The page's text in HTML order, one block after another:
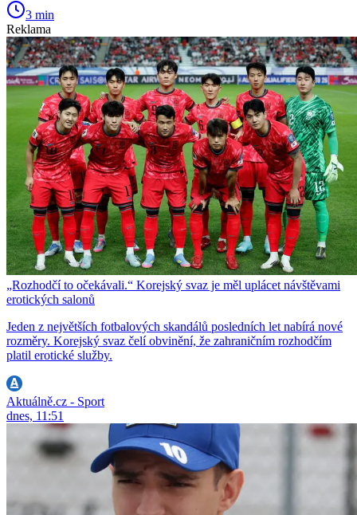
3 min
Reklama
„Rozhodčí to očekávali.“ Korejský svaz je měl uplácet návštěvami
erotických salonů
Jeden z největších fotbalových skandálů posledních let nabírá nové
rozměry. Korejský svaz čelí obvinění, že zahraničním rozhodčím
platil erotické služby.
Aktuálně.cz - Sport
dnes, 11:51